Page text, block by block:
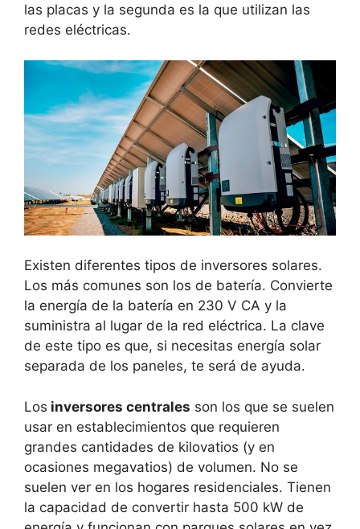
las placas y la segunda es la que utilizan las
redes eléctricas.
Existen diferentes tipos de inversores solares.
Los más comunes son los de batería. Convierte
la energía de la batería en 230 V CA y la
suministra al lugar de la red eléctrica. La clave
de este tipo es que, si necesitas energía solar
separada de los paneles, te será de ayuda.
Los inversores centrales son los que se suelen
usar en establecimientos que requieren
grandes cantidades de kilovatios (y en
ocasiones megavatios) de volumen. No se
suelen ver en los hogares residenciales. Tienen
la capacidad de convertir hasta 500 kW de